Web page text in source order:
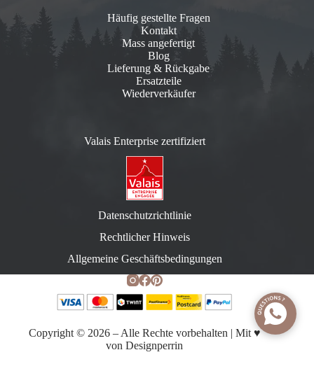
Häufig gestellte Fragen
Kontakt
Mass angefertigt
Blog
Lieferung & Rückgabe
Ersatzteile
Wiederverkäufer
Valais Enterprise zertifiziert
Datenschutzrichtlinie
Rechtlicher Hinweis
Allgemeine Geschäftsbedingungen
Copyright © 2026 – Alle Rechte vorbehalten | Mit ♥️
vonDesignperrin